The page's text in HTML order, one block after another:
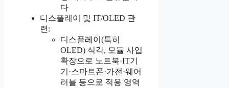
다
디스플레이 및 IT/OLED 관
련:
디스플레이(특히
OLED) 식각, 모듈 사업
확장으로 노트북·IT기
기·스마트폰·가전·웨어
러블 등으로 적용 영역